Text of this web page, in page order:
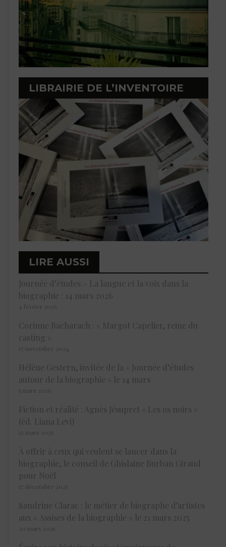
LIBRAIRIE DE L’INVENTOIRE
LIRE AUSSI
Journée d’études – La langue et la voix dans la
biographie : 14 mars 2026
4 février 2026
Corinne Bacharach : « Margot Capelier, reine du
casting »
17 novembre 2024
Hélène Gestern, invitée de la « Journée d’études
autour de la biographie » le 14 mars
5 mars 2026
Fiction et réalité : Agnès Jésupret « Les os noirs »
(éd. Liana Levi)
12 mars 2025
À offrir à ceux qui veulent se lancer dans la
biographie, le conseil de Ghislaine Burban Giraud
pour Noël
17 décembre 2025
Sandrine Clarac : le métier de biographe d’artistes
aux « Assises de la biographie » le 21 mars 2025
20 mars 2025